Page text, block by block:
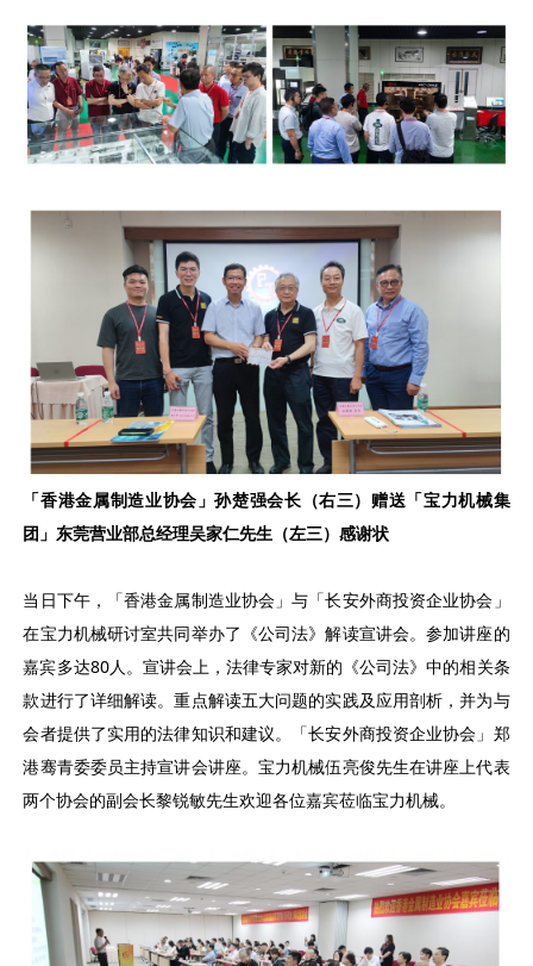
「香港金属制造业协会」孙楚强会长（右三）赠送「宝力机械集
团」东莞营业部总经理吴家仁先生（左三）感谢状
当日下午，「香港金属制造业协会」与「长安外商投资企业协会」
在宝力机械研讨室共同举办了《公司法》解读宣讲会。参加讲座的
嘉宾多达80人。宣讲会上，法律专家对新的《公司法》中的相关条
款进行了详细解读。重点解读五大问题的实践及应用剖析，并为与
会者提供了实用的法律知识和建议。「长安外商投资企业协会」郑
港骞青委委员主持宣讲会讲座。宝力机械伍亮俊先生在讲座上代表
两个协会的副会长黎锐敏先生欢迎各位嘉宾莅临宝力机械。